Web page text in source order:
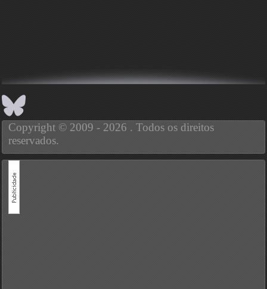
Copyright © 2009 - 2026 . Todos os direitos
reservados.